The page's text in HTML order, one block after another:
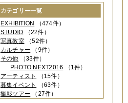
2022年09月（2件）
2022年08月
（3件）
2022年07月（3件）
2022年05月（4件）
2022年04月（2件）
2022年03月
（5件）
2022年02月（3件）
2022年01月（3件）
2021年12月（2件）
2021年11月（3件）
2021年10月
（1件）
カテゴリー一覧
EXHIBITION （474件）
STUDIO （22件）
写真教室（52件）
カルチャー （9件）
その他 （33件）
PHOTO NEXT2016 （1件）
アーティスト
（15件）
募集イベント
（63件）
撮影ツアー （27件）